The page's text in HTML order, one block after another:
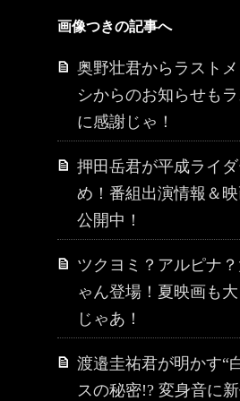
画像つきの記事へ
奥野壮君からラスト
シからのお知らせも
に感謝じゃ！
押田岳君が平成ライ
め！番組出演情報＆
公開中！
ツクヨミ？アルピナ
ゃん登場！夏映画も
じゃあ！
渡邉圭祐君が明かす“
スの秘密!? 変身音に